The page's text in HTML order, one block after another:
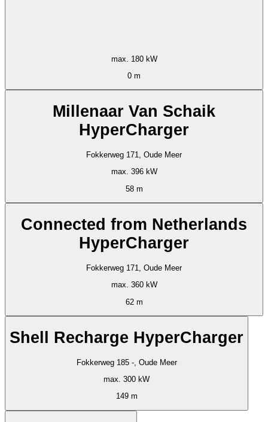
max. 180 kW
0 m
Millenaar Van Schaik
HyperCharger
Fokkerweg 171, Oude Meer
max. 396 kW
58 m
Connected from Netherlands
HyperCharger
Fokkerweg 171, Oude Meer
max. 360 kW
62 m
Shell Recharge HyperCharger
Fokkerweg 185 -, Oude Meer
max. 300 kW
149 m